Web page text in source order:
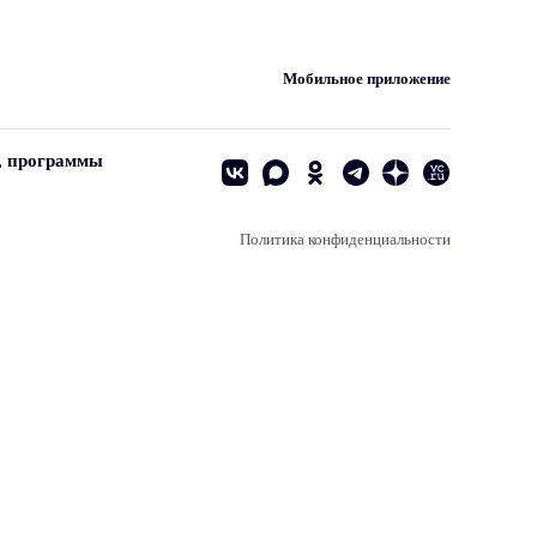
Мобильное приложение
программы
Политика конфиденциальности